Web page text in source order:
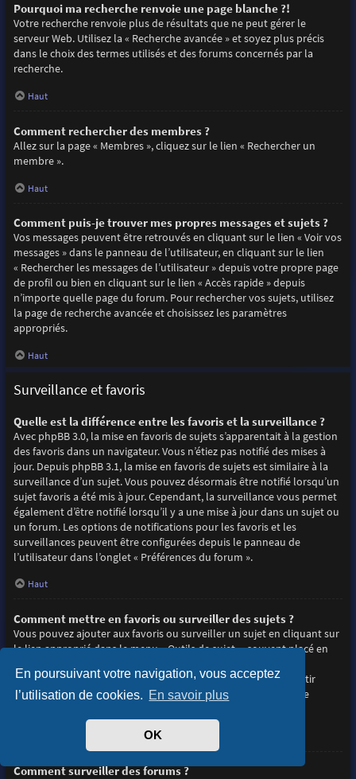
En poursuivant votre navigation, vous acceptez
l’utilisation de cookies. En savoir plus
OK
Pourquoi ma recherche renvoie une page blanche ?!
Votre recherche renvoie plus de résultats que ne peut gérer le
serveur Web. Utilisez la « Recherche avancée » et soyez plus précis
dans le choix des termes utilisés et des forums concernés par la
recherche.
Haut
Comment rechercher des membres ?
Allez sur la page « Membres », cliquez sur le lien « Rechercher un
membre ».
Haut
Comment puis-je trouver mes propres messages et sujets ?
Vos messages peuvent être retrouvés en cliquant sur le lien « Voir vos
messages » dans le panneau de l’utilisateur, en cliquant sur le lien
« Rechercher les messages de l’utilisateur » depuis votre propre page
de profil ou bien en cliquant sur le lien « Accès rapide » depuis
n’importe quelle page du forum. Pour rechercher vos sujets, utilisez
la page de recherche avancée et choisissez les paramètres
appropriés.
Haut
Surveillance et favoris
Quelle est la différence entre les favoris et la surveillance ?
Avec phpBB 3.0, la mise en favoris de sujets s’apparentait à la gestion
des favoris dans un navigateur. Vous n’étiez pas notifié des mises à
jour. Depuis phpBB 3.1, la mise en favoris de sujets est similaire à la
surveillance d’un sujet. Vous pouvez désormais être notifié lorsqu’un
sujet favoris a été mis à jour. Cependant, la surveillance vous permet
également d’être notifié lorsqu’il y a une mise à jour dans un sujet ou
un forum. Les options de notifications pour les favoris et les
surveillances peuvent être configurées depuis le panneau de
l’utilisateur dans l’onglet « Préférences du forum ».
Haut
Comment mettre en favoris ou surveiller des sujets ?
Vous pouvez ajouter aux favoris ou surveiller un sujet en cliquant sur
le lien approprié dans le menu « Outils de sujet », souvent placé en
Répondre à un sujet en cochant la case du formulaire « M’avertir
lorsqu’une réponse est postée » vous permettra également de
Comment surveiller des forums ?